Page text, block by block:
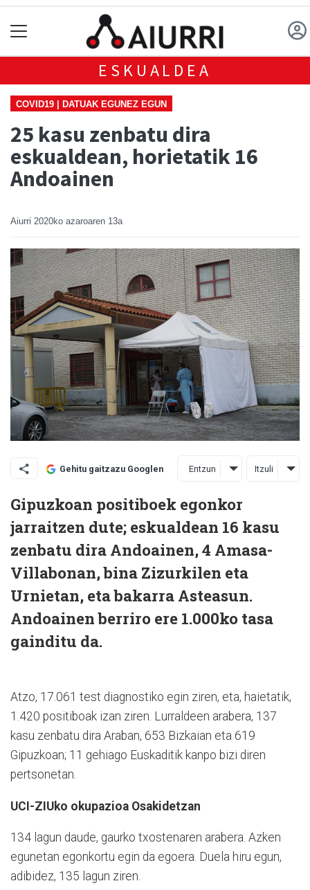
ESKUALDEA
COVID19 | DATUAK EGUNEZ EGUN
25 kasu zenbatu dira
eskualdean, horietatik 16
Andoainen
Aiurri 2020ko azaroaren 13a
Gehitu gaitzazu Googlen Entzun Itzuli
Gipuzkoan positiboek egonkor
jarraitzen dute; eskualdean 16 kasu
zenbatu dira Andoainen, 4 Amasa-
Villabonan, bina Zizurkilen eta
Urnietan, eta bakarra Asteasun.
Andoainen berriro ere 1.000ko tasa
gainditu da.
Atzo, 17.061 test diagnostiko egin ziren, eta, haietatik,
1.420 positiboak izan ziren. Lurraldeen arabera, 137
kasu zenbatu dira Araban, 653 Bizkaian eta 619
Gipuzkoan; 11 gehiago Euskaditik kanpo bizi diren
pertsonetan.
UCI-ZIUko okupazioa Osakidetzan
134 lagun daude, gaurko txostenaren arabera. Azken
egunetan egonkortu egin da egoera. Duela hiru egun,
adibidez, 135 lagun ziren.